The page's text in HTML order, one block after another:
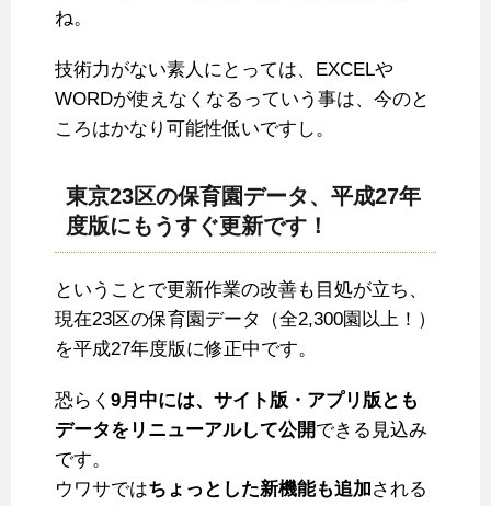
ね。
技術力がない素人にとっては、EXCELや
WORDが使えなくなるっていう事は、今のと
ころはかなり可能性低いですし。
東京23区の保育園データ、平成27年
度版にもうすぐ更新です！
ということで更新作業の改善も目処が立ち、
現在23区の保育園データ（全2,300園以上！）
を平成27年度版に修正中です。
恐らく 9月中には、サイト版・アプリ版とも
データをリニューアルして公開できる見込み
です。
ウワサではちょっとした新機能も追加される